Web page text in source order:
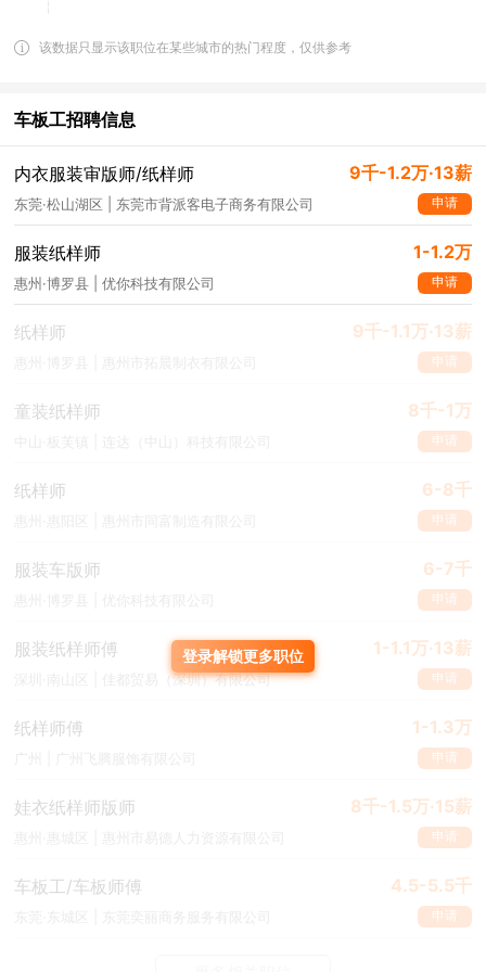
该数据只显示该职位在某些城市的热门程度，仅供参考
车板工招聘信息
内衣服装审版师/纸样师 9千-1.2万·13薪
东莞·松山湖区 | 东莞市背派客电子商务有限公司 申请
服装纸样师 1-1.2万
惠州·博罗县 | 优你科技有限公司 申请
纸样师 9千-1.1万·13薪
申请
童装纸样师 8千-1万
申请
纸样师 6-8千
申请
服装车版师 6-7千
申请
服装纸样师傅 1-1.1万·13薪
深圳·南山区 | 佳都贸易（深圳）有限公司 申请
纸样师傅 1-1.3万
申请
娃衣纸样师版师 8千-1.5万·15薪
申请
车板工/车板师傅 4.5-5.5千
申请
登录解锁更多职位